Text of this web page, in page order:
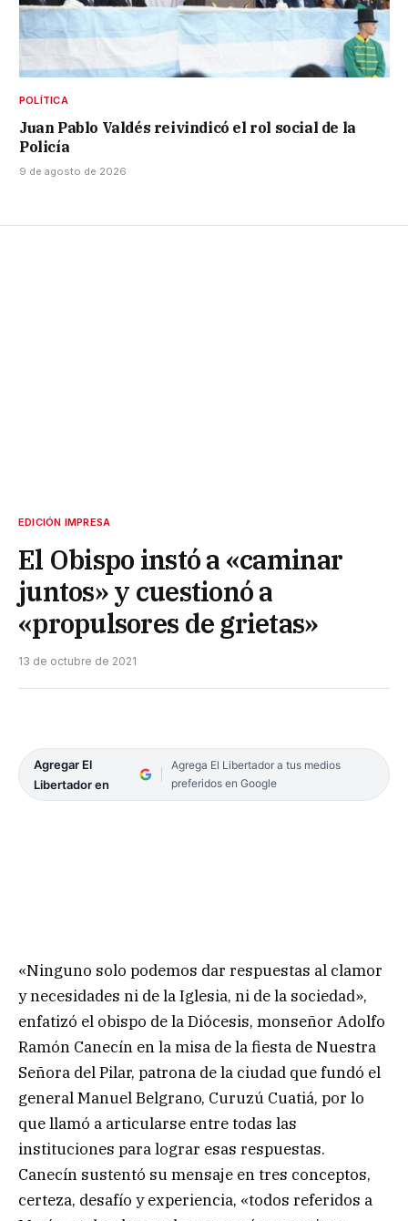
POLÍTICA
Juan Pablo Valdés reivindicó el rol social de la
Policía
9 de agosto de 2026
EDICIÓN IMPRESA
El Obispo instó a «caminar
juntos» y cuestionó a
«propulsores de grietas»
13 de octubre de 2021
Agregar El
Libertador en
Agrega El Libertador a tus medios
preferidos en Google
«Ninguno solo podemos dar respuestas al clamor
y necesidades ni de la Iglesia, ni de la sociedad»,
enfatizó el obispo de la Diócesis, monseñor Adolfo
Ramón Canecín en la misa de la fiesta de Nuestra
Señora del Pilar, patrona de la ciudad que fundó el
general Manuel Belgrano, Curuzú Cuatiá, por lo
que llamó a articularse entre todas las
instituciones para lograr esas respuestas.
Canecín sustentó su mensaje en tres conceptos,
certeza, desafío y experiencia, «todos referidos a